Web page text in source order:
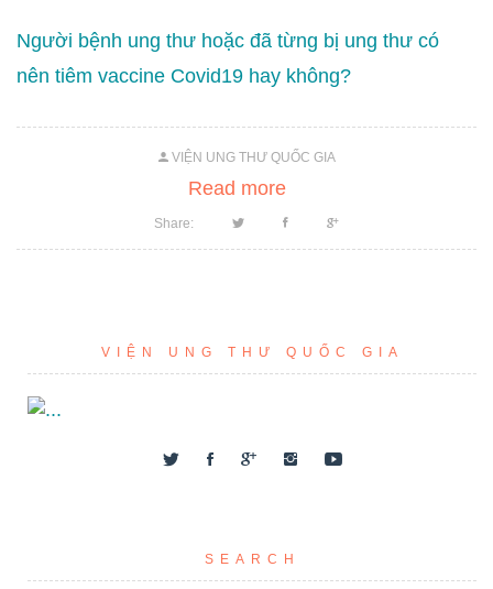
Người bệnh ung thư hoặc đã từng bị ung thư có
nên tiêm vaccine Covid19 hay không?
VIỆN UNG THƯ QUỐC GIA
Read more
Share:
VIỆN UNG THƯ QUỐC GIA
SEARCH